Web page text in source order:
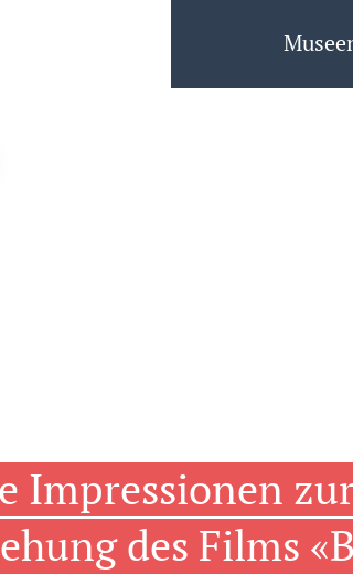
Impressionen
des Films